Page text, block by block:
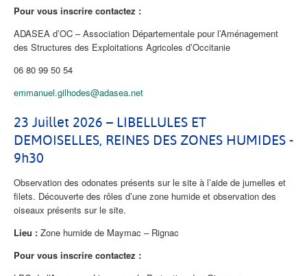
Pour vous inscrire contactez :
ADASEA d’OC – Association Départementale pour l’Aménagement
des Structures des Exploitations Agricoles d’Occitanie
06 80 99 50 54
emmanuel.gilhodes@adasea.net
23 Juillet 2026 – LIBELLULES ET
DEMOISELLES, REINES DES ZONES HUMIDES -
9h30
Observation des odonates présents sur le site à l’aide de jumelles et
filets. Découverte des rôles d’une zone humide et observation des
oiseaux présents sur le site.
Lieu : Zone humide de Maymac – Rignac
Pour vous inscrire contactez :